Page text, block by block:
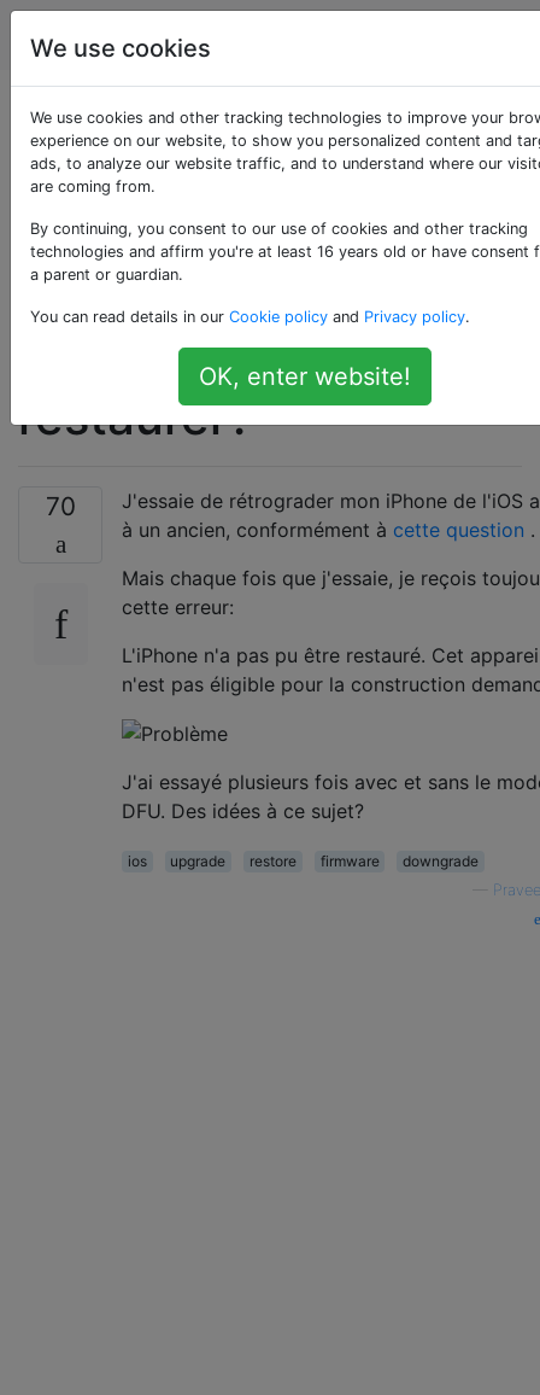
Apple
Puis-je installer une
version iOS de mon
choix en choisissant
et en choisissant le
microprogramme à
restaurer?
70
J'essaie de rétrograder mon iPhone de l'iOS
à un ancien, conformément à cette question .
Mais chaque fois que j'essaie, je reçois
cette erreur:
L'iPhone n'a pas pu être restauré. Cet
n'est pas éligible pour la construction
J'ai essayé plusieurs fois avec et sans le
DFU. Des idées à ce sujet?
ios upgrade restore firmware
downgrade
We use cookies
We use cookies and other tracking technologies to improve your
experience on our website, to show you personalized content and
ads, to analyze our website traffic, and to understand where our
are coming from.
By continuing, you consent to our use of cookies and other tracking
technologies and affirm you're at least 16 years old or have consent
a parent or guardian.
You can read details in our Cookie policy and Privacy policy.
OK, enter website!